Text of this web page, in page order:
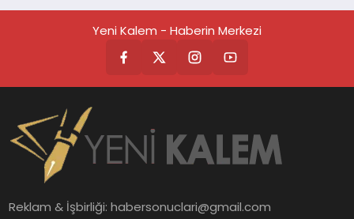
Yeni Kalem - Haberin Merkezi
Reklam & İşbirliği:habersonuclari@gmail.com